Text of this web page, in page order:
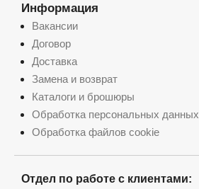
Информация
Вакансии
Договор
Доставка
Замена и возврат
Каталоги и брошюры
Обработка персональных данных
Обработка файлов cookie
Отдел по работе с клиентами: